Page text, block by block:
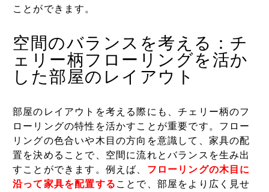
ことができます。
空間のバランスを考える：チ
ェリー柄フローリングを活か
した部屋のレイアウト
部屋のレイアウトを考える際にも、チェリー柄のフ
ローリングの特性を活かすことが重要です。フロー
リングの色合いや木目の方向を意識して、家具の配
置を決めることで、空間に流れとバランスを生み出
すことができます。例えば、 フローリングの木目に
沿って家具を配置する ことで、部屋をより広く見せ